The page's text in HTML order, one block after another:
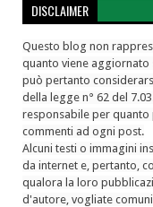
DISCLAIMER
Questo blog non
quanto viene aggiornato
può pertanto
della legge n° 62 del
responsabile per
commenti ad ogni post.
Alcuni testi o immagini
da internet e, pertanto,
qualora la loro
d'autore, vogliate